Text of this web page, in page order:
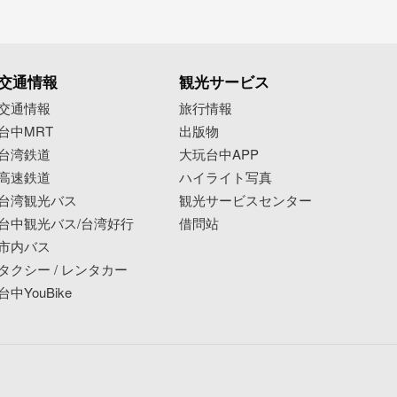
通情報
通情報
中MRT
湾鉄道
速鉄道
湾観光バス
中観光バス/台湾好行
内バス
クシー / レンタカー
中YouBike
観光サービス
旅行情報
出版物
大玩台中APP
ハイライト写真
観光サービスセンター
借問站